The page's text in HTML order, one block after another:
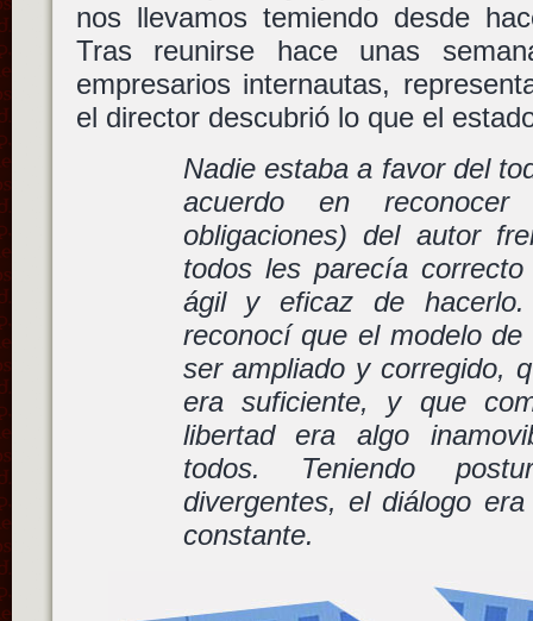
nos llevamos temiendo desde
Tras reunirse hace unas
empresarios internautas,
el director descubrió lo que el
Nadie estaba a favor del
acuerdo en
obligaciones) del autor
todos les parecía
ágil y eficaz de
reconocí que el modelo de
ser ampliado y corregido,
era suficiente, y que
libertad era algo
todos. Teniendo
divergentes, el diálogo
constante.